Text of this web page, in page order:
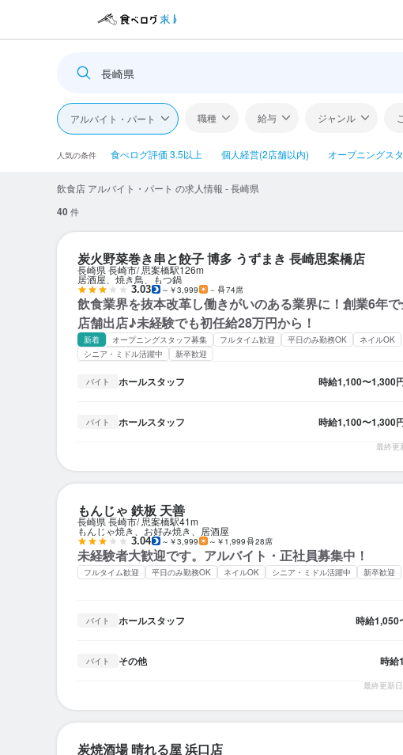
長崎県
アルバイト・パート 職種 給与 ジャンル
人気の条件 食べログ評価 3.5以上 個人経営(2店舗以内) オープニングス
飲食店 アルバイト・パート の求人情報 - 長崎県
40件
炭火野菜巻き串と餃子 博多 うずまき 長崎思案橋店
長崎県 長崎市 思案橋駅126m
居酒屋、焼き鳥、もつ鍋
3.03 ～￥3,999 － 74席
飲食業界を抜本改革し働きがいのある業界に！創業6年
店舗出店♪未経験でも初任給28万円から！
新着 オープニングスタッフ募集 フルタイム歓迎 平日のみ勤務OK
ネイルOK
シニア・ミドル活躍中
新卒歓迎
バイト ホールスタッフ 時給1,100〜1,300
バイト ホールスタッフ 時給1,100〜1,300
最終更
もんじゃ 鉄板 天善
長崎県 長崎市 思案橋駅41m
もんじゃ焼き、お好み焼き、居酒屋
3.04 ～￥3,999 ～￥1,999 28席
未経験者大歓迎です。アルバイト・正社員募集中！
フルタイム歓迎 平日のみ勤務OK ネイルOK シニア・ミドル活躍中 新卒歓迎
バイト ホールスタッフ 時給1,050
バイト その他 時給
最終更新
炭焼酒場 晴れる屋 浜口店